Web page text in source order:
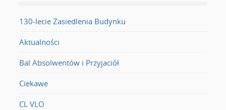
130-lecie Zasiedlenia Budynku
Aktualności
Bal Absolwentów i Przyjaciół
Ciekawe
CL VLO